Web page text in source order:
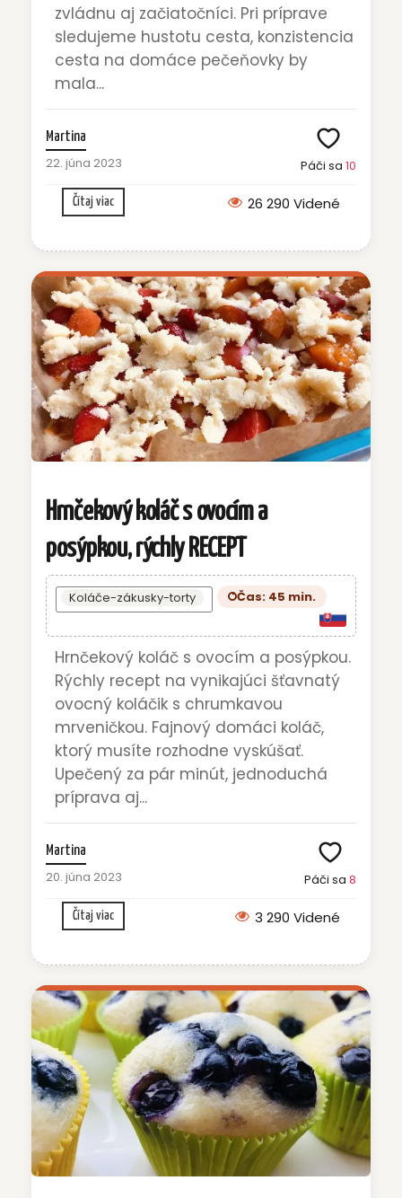
zvládnu aj začiatočníci. Pri príprave
sledujeme hustotu cesta, konzistencia
cesta na domáce pečeňovky by
mala...
Martina
22. júna 2023 Páči sa 10
Čítaj viac 26 290 Videné
Hrnčekový koláč s ovocím a
posýpkou, rýchly RECEPT
Čas: 45 min.
Koláče-zákusky-torty
Hrnčekový koláč s ovocím a posýpkou.
Rýchly recept na vynikajúci šťavnatý
ovocný koláčik s chrumkavou
mrveničkou. Fajnový domáci koláč,
ktorý musíte rozhodne vyskúšať.
Upečený za pár minút, jednoduchá
príprava aj...
Martina
20. júna 2023 Páči sa 8
Čítaj viac 3 290 Videné